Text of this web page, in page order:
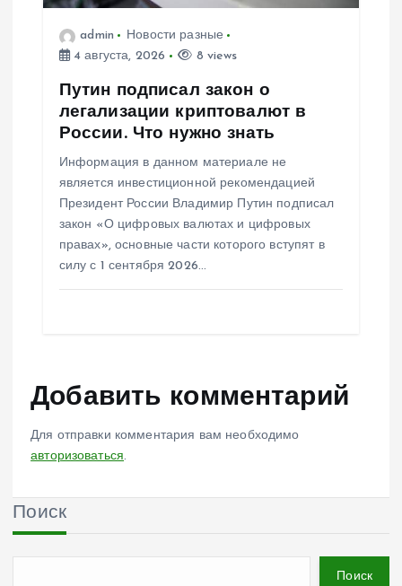
admin
Новости разные
4 августа, 2026
8 views
Путин подписал закон о
легализации криптовалют в
России. Что нужно знать
Информация в данном материале не
является инвестиционной рекомендацией
Президент России Владимир Путин подписал
закон «О цифровых валютах и цифровых
правах», основные части которого вступят в
силу с 1 сентября 2026…
Добавить комментарий
Для отправки комментария вам необходимо
авторизоваться.
Поиск
Поиск